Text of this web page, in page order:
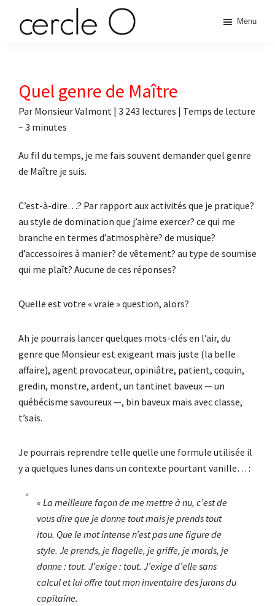
principale
O
érotique
Menu
Quel genre de Maître
Par Monsieur Valmont | 3 243 lectures | Temps de lecture
~ 3 minutes
Au fil du temps, je me fais souvent demander quel genre
de Maître je suis.
C’est-à-dire…? Par rapport aux activités que je pratique?
au style de domination que j’aime exercer? ce qui me
branche en termes d’atmosphère? de musique?
d’accessoires à manier? de vêtement? au type de soumise
qui me plaît? Aucune de ces réponses?
Quelle est votre « vraie » question, alors?
Ah je pourrais lancer quelques mots-clés en l’air, du
genre que Monsieur est exigeant mais juste (la belle
affaire), agent provocateur, opiniâtre, patient, coquin,
gredin, monstre, ardent, un tantinet baveux — un
québécisme savoureux —, bin baveux mais avec classe,
t’sais.
Je pourrais reprendre telle quelle une formule utilisée il
y a quelques lunes dans un contexte pourtant vanille… :
« La meilleure façon de me mettre à nu, c’est de
vous dire que je donne tout mais je prends tout
itou. Que le mot intense n’est pas une figure de
style. Je prends, je flagelle, je griffe, je mords, je
donne : tout. J’exige : tout. J’exige d’elle sans
calcul et lui offre tout mon inventaire des jurons du
capitaine.